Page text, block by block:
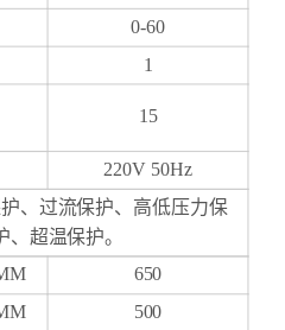
0-60
1
15
220V 50Hz
、过流保护、高低压力保
、超温保护。
650
500